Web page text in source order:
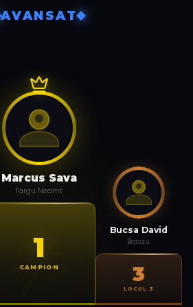
AVANSAT
Marcus Sava
Targu Neamt
1
CAMPION
Bucsa David
Bacau
3
LOCUL 3